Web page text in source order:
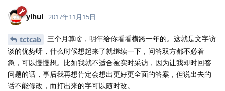
yihui 2017年11月15日
tctcab
三个月算啥，明年给你看看横跨一年的。这就是文字访
谈的优势呀，什么时候想起来了就继续一下，问答双方都不必着
急，可以慢慢想。比如我就不适合被实时采访，因为让我即时回答
问题的话，事后我再想肯定会想出更好更全面的答案，但说出去的
话不能修改，而打出来的字可以随时改。